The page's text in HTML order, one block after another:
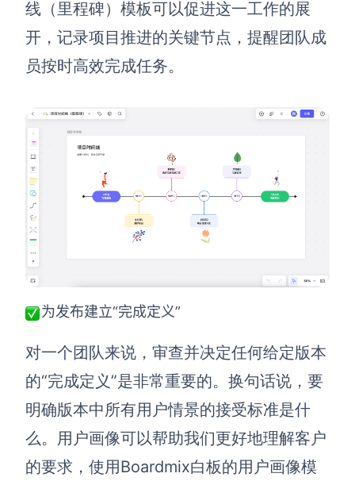
线（里程碑）模板可以促进这一工作的展
开，记录项目推进的关键节点，提醒团队成
员按时高效完成任务。
为发布建立“完成定义”
对一个团队来说，审查并决定任何给定版本
的“完成定义”是非常重要的。换句话说，要
明确版本中所有用户情景的接受标准是什
么。用户画像可以帮助我们更好地理解客户
的要求，使用Boardmix白板的用户画像模